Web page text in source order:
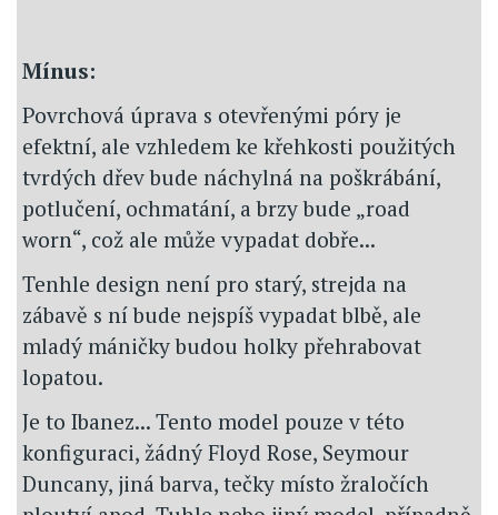
Mínus:
Povrchová úprava s otevřenými póry je
efektní, ale vzhledem ke křehkosti použitých
tvrdých dřev bude náchylná na poškrábání,
potlučení, ochmatání, a brzy bude „road
worn“, což ale může vypadat dobře...
Tenhle design není pro starý, strejda na
zábavě s ní bude nejspíš vypadat blbě, ale
mladý máničky budou holky přehrabovat
lopatou.
Je to Ibanez... Tento model pouze v této
konfiguraci, žádný Floyd Rose, Seymour
Duncany, jiná barva, tečky místo žraločích